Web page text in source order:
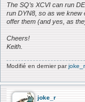
The SQ’s XCVI can run
run DYN8, so as we knew
offer them (and yes, as
Cheers!
Keith.
Modifié en dernier parjoke_r
joke_r